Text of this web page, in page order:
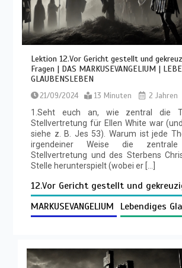
Lektion 12.Vor Gericht gestellt und
Fragen | DAS MARKUSEVANGELIUM |
GLAUBENSLEBEN
21/09/2024 13 Minuten
2 Jahren
1.Seht euch an, wie zentral die
Stellvertretung für Ellen White war
siehe z. B. Jes 53). Warum ist jede
irgendeiner Weise die
Stellvertretung und des Sterbens
Stelle herunterspielt (wobei er […]
12.Vor Gericht gestellt und
MARKUSEVANGELIUM
Lebendiges